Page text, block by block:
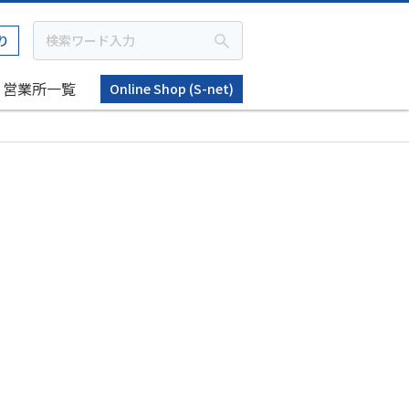
営業所一覧
Online Shop (S-net)